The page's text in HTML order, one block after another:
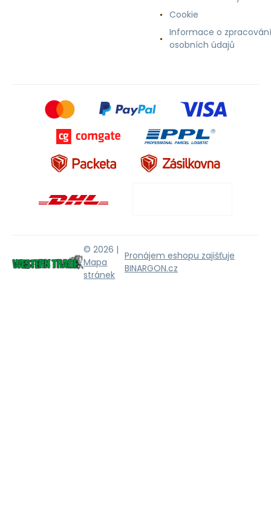
Cookie
Informace o zpracování
osobních údajů
© 2026 |
Mapa
stránek
Pronájem eshopu zajišťuje
BINARGON.cz